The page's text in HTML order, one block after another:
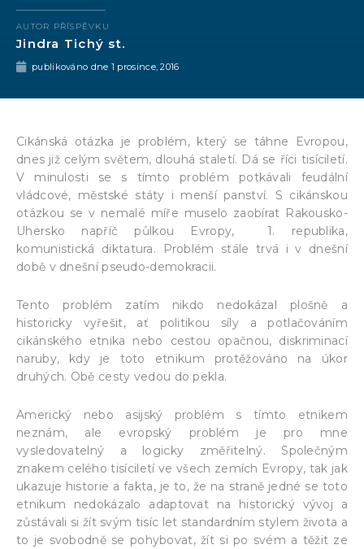
AUTOR PŘÍSPĚVKU
Jindra Tichý st.
publikováno dne 1 prosince, 2016
Cikánská otázka je problém, který se táhne Evropou,
dnes již celým světem, dlouhá staletí. Dá se říci tisíciletí.
V minulosti se s tímto problém potkávali feudální
vládcové, městské státy i menší panství. S cikánskou
otázkou se v nemalé míře muselo zaobírat Rakousko-
Uhersko napříč půlkou Evropy, 1. republika,
komunistická diktatura. Problém stále trvá i v dnešní
době v dnešní pseudo-demokracii.
Tento problém zatím nikdo nedokázal plošně a
historicky vyřešit, ať politikou síly a potlačováním
cikánského etnika nebo cestou opačnou, diskriminací
naruby, kdy je toto etnikum protěžováno na úkor
druhých. Obě cesty vedou do pekla.
Americký nebo asijský problém s tímto etnikem
neznám, ale evropský problém je pro mne
vysledovatelný a logicky změřitelný. Společným
znakem celého tisíciletí ve všech zemích Evropy, tak jak
ukazuje historie a fakta, je to, že na straně jedné se toto
etnikum nedokázalo adaptovat na historický vývoj a
zůstávali si žít svým tisíc let standardním stylem života a
to je svobodně se pohybovat, žít si po svém a těžit ze